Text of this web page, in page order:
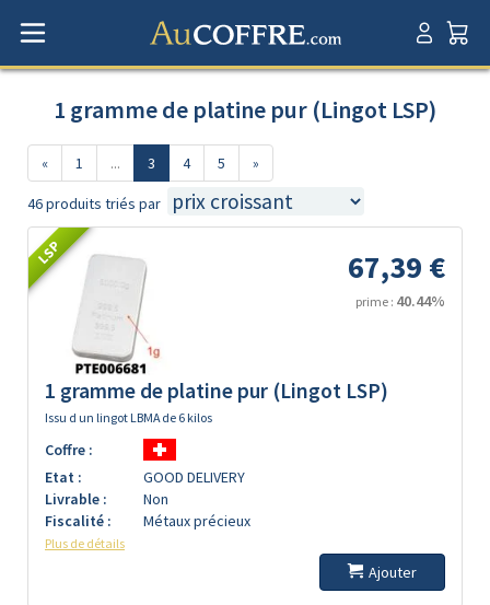
1 gramme de platine pur (Lingot LSP)
« 1 ... 3 4 5 »
46 produits triés par
LSP 67,39 €
prime : 40.44%
1 gramme de platine pur (Lingot LSP)
Issu d un lingot LBMA de 6 kilos
Coffre :
Etat :
GOOD DELIVERY
Livrable :
Non
Fiscalité :
Métaux précieux
Plus de détails
Ajouter